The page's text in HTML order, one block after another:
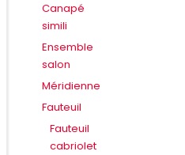
Canapé
simili
Ensemble
salon
Méridienne
Fauteuil
Fauteuil
cabriolet